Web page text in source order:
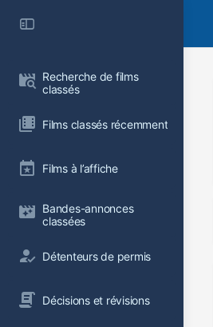
Recherche de films
classés
Films classés récemment
Films à l’affiche
Bandes-annonces
classées
Détenteurs de permis
Décisions et révisions